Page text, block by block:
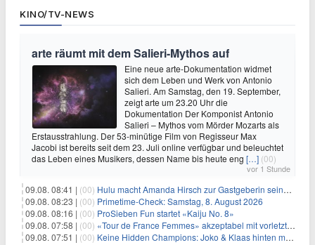
KINO/TV-NEWS
arte räumt mit dem Salieri-Mythos auf
Eine neue arte-Dokumentation widmet
sich dem Leben und Werk von Antonio
Salieri. Am Samstag, den 19. September,
zeigt arte um 23.20 Uhr die
Dokumentation Der Komponist Antonio
Salieri – Mythos vom Mörder Mozarts als
Erstausstrahlung. Der 53-minütige Film von Regisseur Max
Jacobi ist bereits seit dem 23. Juli online verfügbar und beleuchtet
das Leben eines Musikers, dessen Name bis heute eng […] (00)
vor 1 Stunde
09.08. 08:41 | (00) Hulu macht Amanda Hirsch zur Gastgeberin seines Reality-Podcasts
09.08. 08:23 | (00) Primetime-Check: Samstag, 8. August 2026
09.08. 08:16 | (00) ProSieben Fun startet «Kaiju No. 8»
09.08. 07:58 | (00) «Tour de France Femmes» akzeptabel mit vorletzter Etappe
09.08. 07:51 | (00) Keine Hidden Champions: Joko & Klaas hinten mit Best-Of